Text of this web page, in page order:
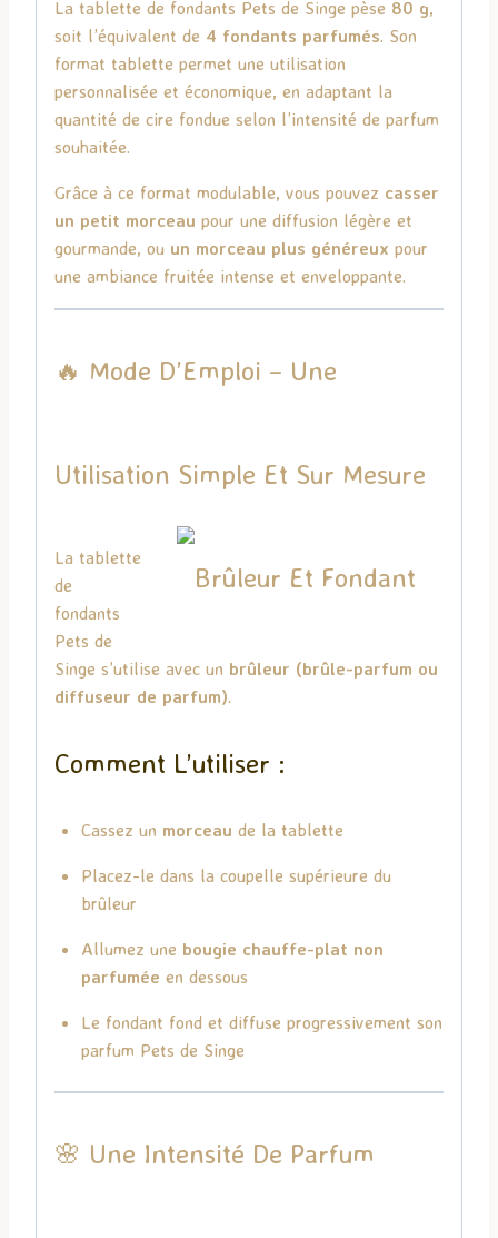
La tablette de fondants Pets de Singe pèse 80 g,
soit l’équivalent de 4 fondants parfumés. Son
format tablette permet une utilisation
personnalisée et économique, en adaptant la
quantité de cire fondue selon l’intensité de parfum
souhaitée.
Grâce à ce format modulable, vous pouvez casser
un petit morceau pour une diffusion légère et
gourmande, ou un morceau plus généreux pour
une ambiance fruitée intense et enveloppante.
🔥 Mode D’Emploi – Une
Utilisation Simple Et Sur Mesure
La tablette
de
fondants
Pets de
Singe s’utilise avec un brûleur (brûle-parfum ou
diffuseur de parfum).
Comment L’utiliser :
Cassez un morceau de la tablette
Placez-le dans la coupelle supérieure du
brûleur
Allumez une bougie chauffe-plat non
parfumée en dessous
Le fondant fond et diffuse progressivement son
parfum Pets de Singe
🌸 Une Intensité De Parfum